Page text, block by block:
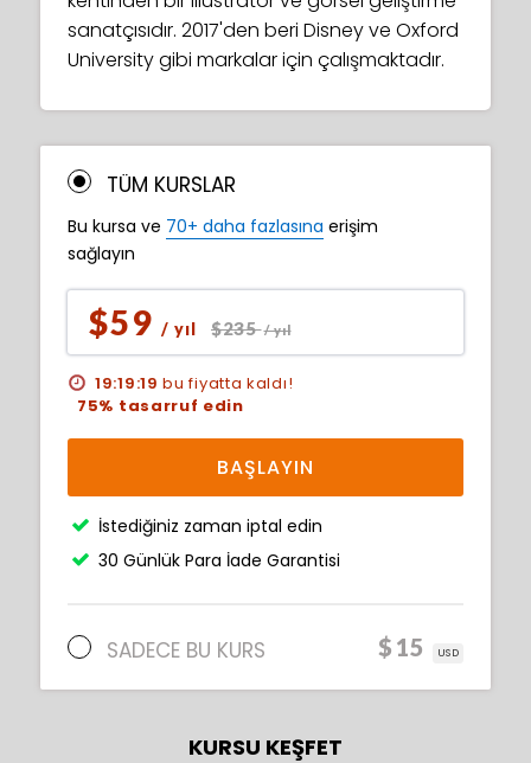
sanatçısıdır. 2017'den beri Disney ve Oxford
University gibi markalar için çalışmaktadır.
TÜM KURSLAR
Bu kursa ve 70+ daha fazlasına erişim
sağlayın
$59 / yıl $235/ yıl
19:19:17 bu fiyatta kaldı!
75% tasarruf edin
BAŞLAYIN
İstediğiniz zaman iptal edin
30 Günlük Para İade Garantisi
SADECE BU KURS $15 USD
KURSU KEŞFET